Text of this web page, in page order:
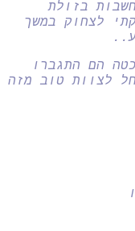
בזולת
לצחוק במשך
הם התגברו
לצוות טוב מזה